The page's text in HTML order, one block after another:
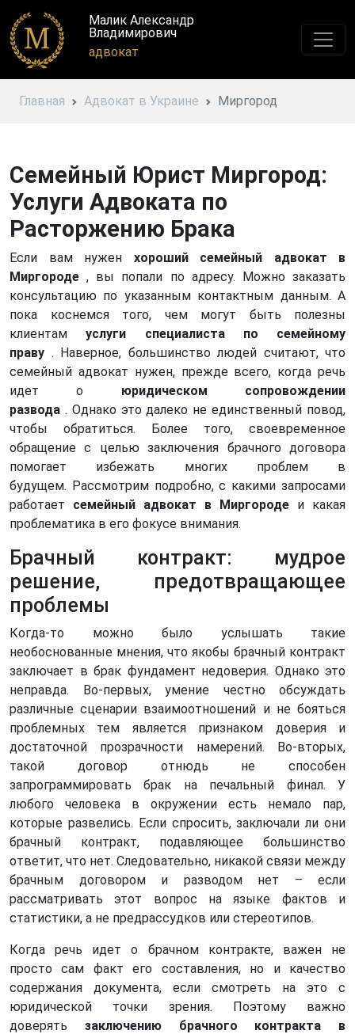
Малик Александр
Владимирович
адвокат
Главная Адвокат в Украине Миргород
Семейный Юрист Миргород:
Услуги Адвоката по
Расторжению Брака
Если вам нужен хороший семейный адвокат в
Миргороде , вы попали по адресу. Можно заказать
консультацию по указанным контактным данным. А
пока коснемся того, чем могут быть полезны
клиентамуслуги специалиста по семейному
праву . Наверное, большинство людей считают, что
семейный адвокат нужен, прежде всего, когда речь
идет о юридическом сопровождении
развода . Однако это далеко не единственный повод,
чтобы обратиться. Более того, своевременное
обращение с целью заключения брачного договора
помогает избежать многих проблем в
будущем. Рассмотрим подробно, с какими запросами
работает семейный адвокат в Миргороде и какая
проблематика в его фокусе внимания.
Брачный контракт: мудрое
решение, предотвращающее
проблемы
Когда-то можно было услышать такие
необоснованные мнения, что якобы брачный контракт
заключает в брак фундамент недоверия. Однако это
неправда. Во-первых, умение честно обсуждать
различные сценарии взаимоотношений и не бояться
проблемных тем является признаком доверия и
достаточной прозрачности намерений. Во-вторых,
такой договор отнюдь не способен
запрограммировать брак на печальный финал. У
любого человека в окружении есть немало пар,
которые развелись. Если спросить, заключали ли они
брачный контракт, подавляющее большинство
ответит, что нет. Следовательно, никакой связи между
брачным договором и разводом нет – если
рассматривать этот вопрос на языке фактов и
статистики, а не предрассудков или стереотипов.
Когда речь идет о брачном контракте, важен не
просто сам факт его составления, но и качество
содержания документа, если смотреть на это с
юридической точки зрения. Поэтому важно
доверять заключению брачного контракта в